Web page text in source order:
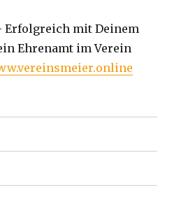
Erfolgreich mit Deinem
Ehrenamt im Verein